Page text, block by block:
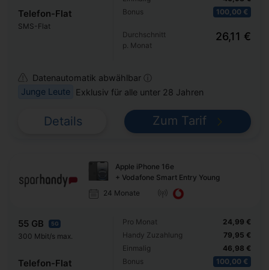
Telefon-Flat
SMS-Flat
Bonus
100,00 €
Durchschnitt
p. Monat
26,11 €
Datenautomatik abwählbar ⓘ
Junge Leute
Exklusiv für alle unter 28 Jahren
Details Zum Tarif
Apple iPhone 16e
+ Vodafone Smart Entry Young
24 Monate
55 GB 5G
300 Mbit/s max.
Telefon-Flat
Pro Monat
Handy Zuzahlung
Einmalig
Bonus
24,99 €
79,95 €
46,98 €
100,00 €